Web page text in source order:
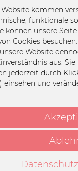
kommen
funktionale
können unsere
Cookies
Website
aus.
jederzeit durch
einsehen und